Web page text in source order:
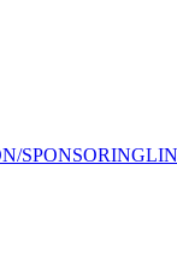
SPONSORING